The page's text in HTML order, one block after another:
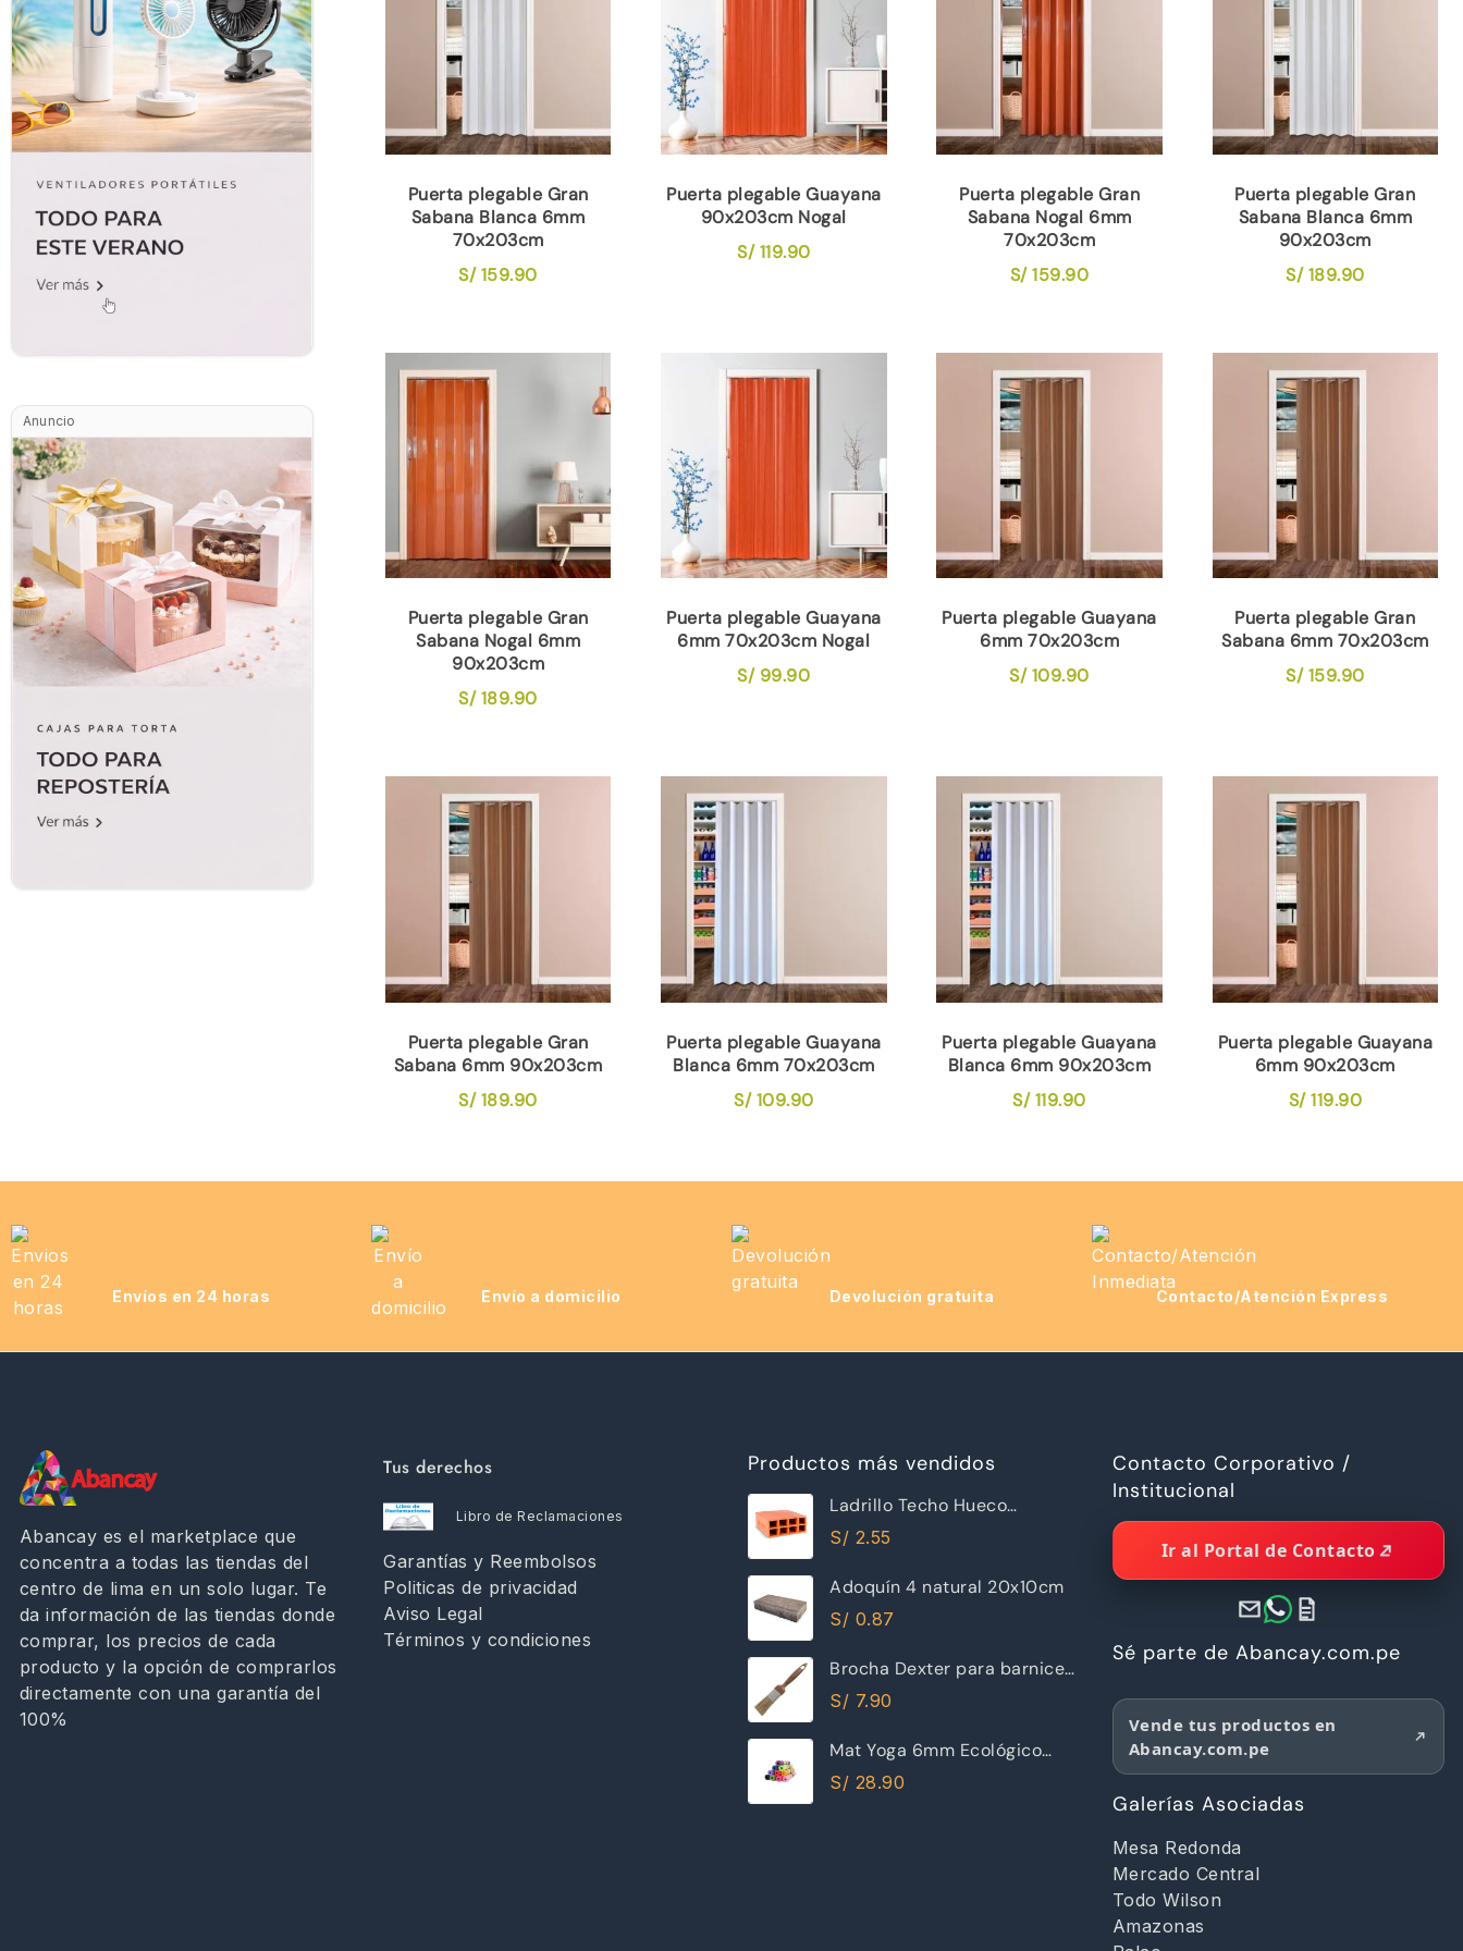
Anuncio
Puerta plegable Gran
Sabana Blanca 6mm
70x203cm
S/159.90
Puerta plegable Guayana
90x203cm Nogal
S/119.90
Puerta plegable Gran
Sabana Nogal 6mm
70x203cm
S/159.90
Puerta plegable Gran
Sabana Blanca 6mm
90x203cm
S/189.90
Puerta plegable Gran
Sabana Nogal 6mm
90x203cm
S/189.90
Puerta plegable Guayana
6mm 70x203cm Nogal
S/99.90
Puerta plegable Guayana
6mm 70x203cm
S/109.90
Puerta plegable Gran
Sabana 6mm 70x203cm
S/159.90
Puerta plegable Gran
Sabana 6mm 90x203cm
S/189.90
Puerta plegable Guayana
Blanca 6mm 70x203cm
S/109.90
Puerta plegable Guayana
Blanca 6mm 90x203cm
S/119.90
Puerta plegable Guayana
6mm 90x203cm
S/119.90
Envíos en 24 horas Envío a domicilio Devolución gratuita Contacto/Atención Express
Abancay es el marketplace que
concentra a todas las tiendas del
centro de lima en un solo lugar. Te
da información de las tiendas donde
comprar, los precios de cada
producto y la opción de comprarlos
directamente con una garantía del
100%
Tus derechos
Libro de Reclamaciones
Garantías y Reembolsos
Politicas de privacidad
Aviso Legal
Términos y condiciones
Productos más vendidos
Ladrillo Techo Hueco
12x30x30cm Raya Piramide
S/ 2.55
Adoquín 4 natural 20x10cm
S/ 0.87
Brocha Dexter para barnices
30mm
S/ 7.90
Mat Yoga 6mm Ecológico
Excelente Calidad
S/ 28.90
Contacto Corporativo /
Institucional
Ir al Portal de Contacto
Sé parte de Abancay.com.pe
Vende tus productos en
Abancay.com.pe
Galerías Asociadas
Mesa Redonda
Mercado Central
Todo Wilson
Amazonas